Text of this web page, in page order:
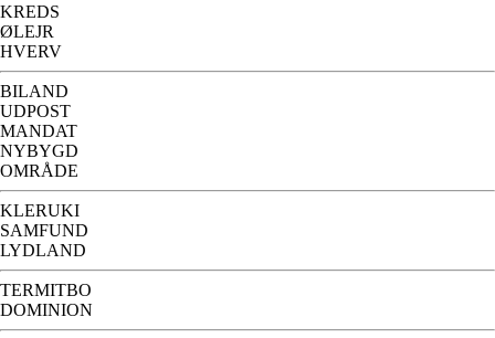
KREDS
ØLEJR
HVERV
BILAND
UDPOST
MANDAT
NYBYGD
OMRÅDE
KLERUKI
SAMFUND
LYDLAND
TERMITBO
DOMINION